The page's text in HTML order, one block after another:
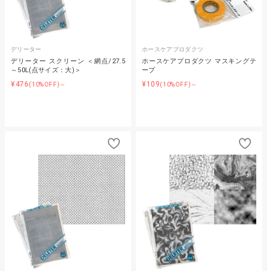
デリーター
デリーター スクリーン ＜網点/27.5
～50L(点サイズ：大)＞
¥476(10%OFF)～
ホースケアプロダクツ
ホースケアプロダクツ マスキングテ
ープ
¥109(10%OFF)～